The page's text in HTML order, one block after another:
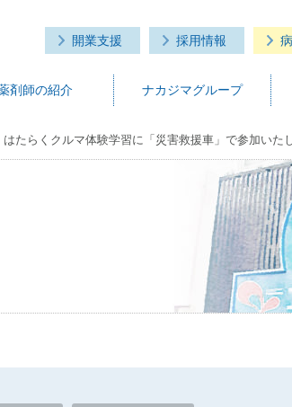
剤師の紹介 ナカジマグループ
開業支援 採用情報
たらくクルマ体験学習に「災害救援車」で参加いた